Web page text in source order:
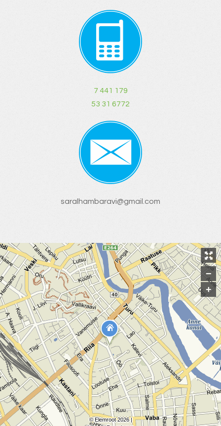
7 441 179
53 31 6772
saralhambaravi@gmail.com